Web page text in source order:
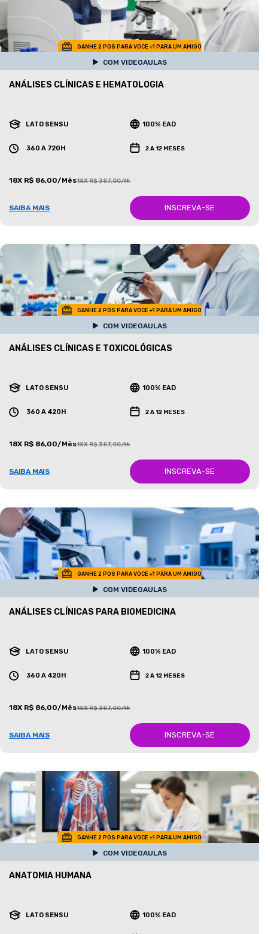
GANHE 2 POS PARA VOCE +1 PARA UM AMIGO
COM VIDEOAULAS
ANÁLISES CLÍNICAS E HEMATOLOGIA
LATO SENSU 100% EAD
360 A 720H 2 A 12 MESES
18X R$ 86,00/Mês18X R$ 387,00/Mês
SAIBA MAIS INSCREVA-SE
GANHE 2 POS PARA VOCE +1 PARA UM AMIGO
COM VIDEOAULAS
ANÁLISES CLÍNICAS E TOXICOLÓGICAS
LATO SENSU 100% EAD
360 A 420H 2 A 12 MESES
18X R$ 86,00/Mês18X R$ 387,00/Mês
SAIBA MAIS INSCREVA-SE
GANHE 2 POS PARA VOCE +1 PARA UM AMIGO
COM VIDEOAULAS
ANÁLISES CLÍNICAS PARA BIOMEDICINA
LATO SENSU 100% EAD
360 A 420H 2 A 12 MESES
18X R$ 86,00/Mês18X R$ 387,00/Mês
SAIBA MAIS INSCREVA-SE
GANHE 2 POS PARA VOCE +1 PARA UM AMIGO
COM VIDEOAULAS
ANATOMIA HUMANA
LATO SENSU 100% EAD